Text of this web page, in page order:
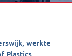
werkte
Plastics